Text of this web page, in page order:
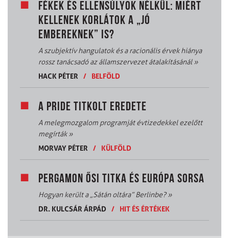
FÉKEK ÉS ELLENSÚLYOK NÉLKÜL: MIÉRT
KELLENEK KORLÁTOK A „JÓ
EMBEREKNEK” IS?
A szubjektív hangulatok és a racionális érvek hiánya
rossz tanácsadó az államszervezet átalakításánál»
HACK PÉTER
/ BELFÖLD
A PRIDE TITKOLT EREDETE
A melegmozgalom programját évtizedekkel ezelőtt
megírták»
MORVAY PÉTER
/ KÜLFÖLD
PERGAMON ŐSI TITKA ÉS EURÓPA SORSA
Hogyan került a „Sátán oltára” Berlinbe?»
DR. KULCSÁR ÁRPÁD
/ HIT ÉS ÉRTÉKEK